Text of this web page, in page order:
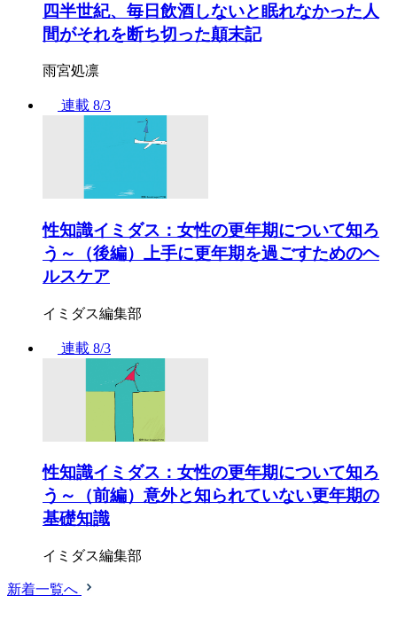
四半世紀、毎日飲酒しないと眠れなかった人
間がそれを断ち切った顛末記
雨宮処凛
連載 8/3
性知識イミダス：女性の更年期について知ろ
う～（後編）上手に更年期を過ごすためのヘ
ルスケア
イミダス編集部
連載 8/3
性知識イミダス：女性の更年期について知ろ
う～（前編）意外と知られていない更年期の
基礎知識
イミダス編集部
新着一覧へ